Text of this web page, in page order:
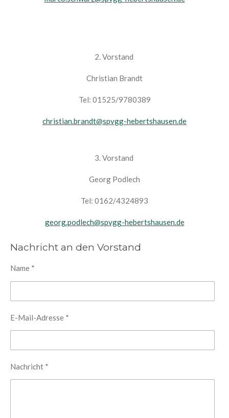
2. Vorstand
Christian Brandt
Tel: 01525/9780389
christian.brandt@spvgg-hebertshausen.de
3. Vorstand
Georg Podlech
Tel: 0162/4324893
georg.podlech@spvgg-hebertshausen.de
Nachricht an den Vorstand
Name *
E-Mail-Adresse *
Nachricht *